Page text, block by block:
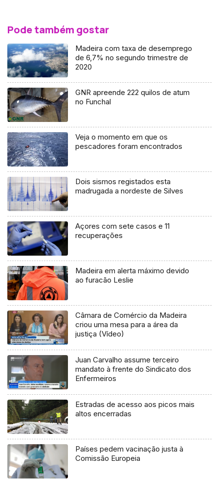
Pode também gostar
Madeira com taxa de desemprego
de 6,7% no segundo trimestre de
2020
GNR apreende 222 quilos de atum
no Funchal
Veja o momento em que os
pescadores foram encontrados
Dois sismos registados esta
madrugada a nordeste de Silves
Açores com sete casos e 11
recuperações
Madeira em alerta máximo devido
ao furacão Leslie
Câmara de Comércio da Madeira
criou uma mesa para a área da
justiça (Vídeo)
Juan Carvalho assume terceiro
mandato à frente do Sindicato dos
Enfermeiros
Estradas de acesso aos picos mais
altos encerradas
Países pedem vacinação justa à
Comissão Europeia